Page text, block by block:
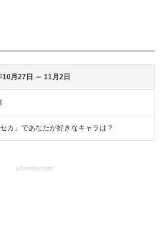
月27日 ～ 11月2日
セカ」であなたが好きなキャラは？
advertisement